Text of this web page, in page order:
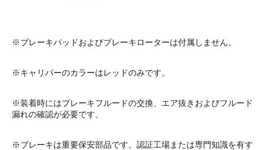
※ブレーキパッドおよびブレーキローターは付属しません。
※キャリパーのカラーはレッドのみです。
※装着時にはブレーキフルードの交換、エア抜きおよびフルード
漏れの確認が必要です。
※ブレーキは重要保安部品です。認証工場または専門知識を有す